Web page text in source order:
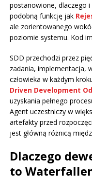
postanowione, dlaczego
podobną funkcję jak
ale zorientowanego
poziomie systemu. Kod
SDD przechodzi przez
zadania, implementacja,
człowieka w każdym
Driven Development
uzyskania pełnego
Agent uczestniczy w
artefakty przed
jest główną różnicą
Dlaczego
to